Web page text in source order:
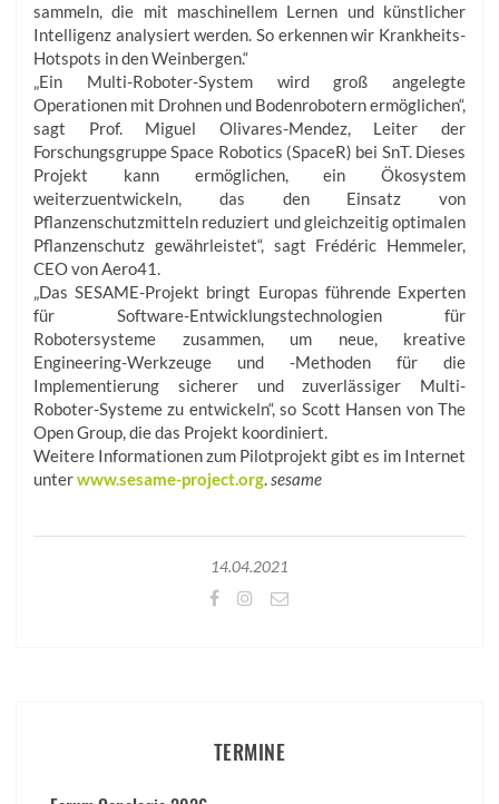
sammeln, die mit maschinellem Lernen und künstlicher
Intelligenz analysiert werden. So erkennen wir Krankheits-
Hot­spots in den Weinbergen.“
„Ein Multi-Roboter-System wird groß angelegte
Operationen mit Drohnen und Bodenrobotern ermöglichen“,
sagt Prof. Miguel Olivares-Mendez, Leiter der
Forschungsgruppe Space Robotics (SpaceR) bei SnT. Dieses
Projekt kann ermöglichen, ein Ökosystem
weiterzuentwickeln, das den Einsatz von
Pflanzenschutzmitteln reduziert und gleichzeitig optimalen
Pflanzenschutz gewährleistet“, sagt Frédéric Hemmeler,
CEO von Aero41.
„Das SESAME-Projekt bringt Europas führende Experten
für Software-Entwicklungstechnologien für
Robotersysteme zusammen, um neue, kreative
Engineering-Werkzeuge und -Methoden für die
Implementierung sicherer und zuverlässiger Multi-
Roboter-Systeme zu entwickeln“, so Scott Hansen von The
Open Group, die das Projekt koordiniert.
Weitere Informationen zum Pilotprojekt gibt es im Internet
unterwww.sesame-project.org.sesame
14.04.2021
TERMINE